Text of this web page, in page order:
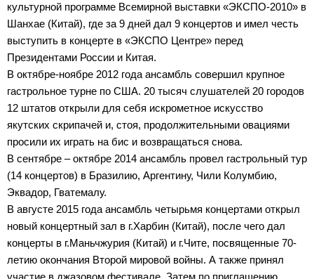
культурной программе Всемирной выставки «ЭКСПО-2010» в
Шанхае (Китай), где за 9 дней дал 9 концертов и имел честь
выступить в концерте в «ЭКСПО Центре» перед
Президентами России и Китая.
В октябре-ноябре 2012 года ансамбль совершил крупное
гастрольное турне по США. 20 тысяч слушателей 20 городов
12 штатов открыли для себя искрометное искусство
якутских скрипачей и, стоя, продолжительными овациями
просили их играть на бис и возвращаться снова.
В сентябре – октябре 2014 ансамбль провел гастрольный тур
(14 концертов) в Бразилию, Аргентину, Чили Колумбию,
Эквадор, Гватемалу.
В августе 2015 года ансамбль четырьмя концертами открыл
новый концертный зал в г.Харбин (Китай), после чего дал
концерты в г.Маньчжурия (Китай) и г.Чите, посвященные 70-
летию окончания Второй мировой войны. А также принял
участие в джазовом фестивале. Затем по приглашению